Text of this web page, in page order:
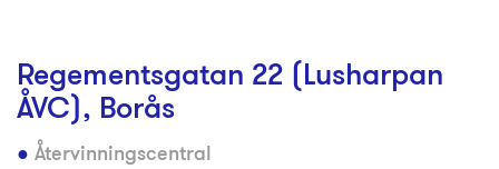
Regementsgatan 22 (Lusharpan
ÅVC), Borås
Återvinningscentral